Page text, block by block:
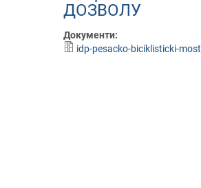
ДОЗВОЛУ
Документи:
idp-pesacko-biciklisticki-